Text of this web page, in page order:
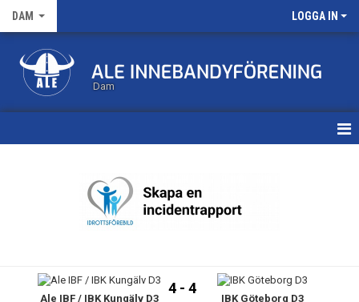
DAM LOGGA IN
Dam
NYHETSARKIV
Ale IBF / IBK Kungälv D3
4 - 4
IBK Göteborg D3